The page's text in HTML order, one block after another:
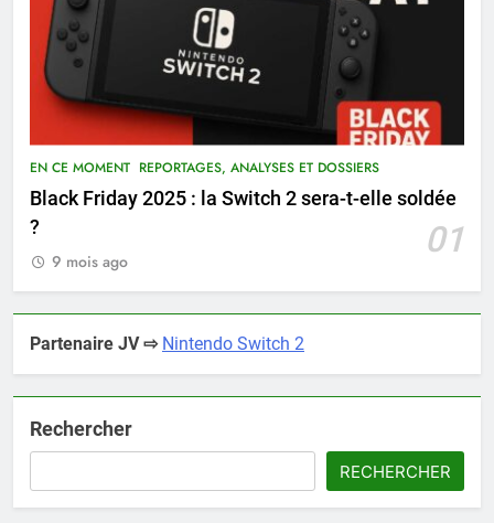
EN CE MOMENT REPORTAGES, ANALYSES ET DOSSIERS
Black Friday 2025 : la Switch 2 sera-t-elle soldée
?
01
9 mois ago
Partenaire JV ⇨ Nintendo Switch 2
Rechercher
RECHERCHER